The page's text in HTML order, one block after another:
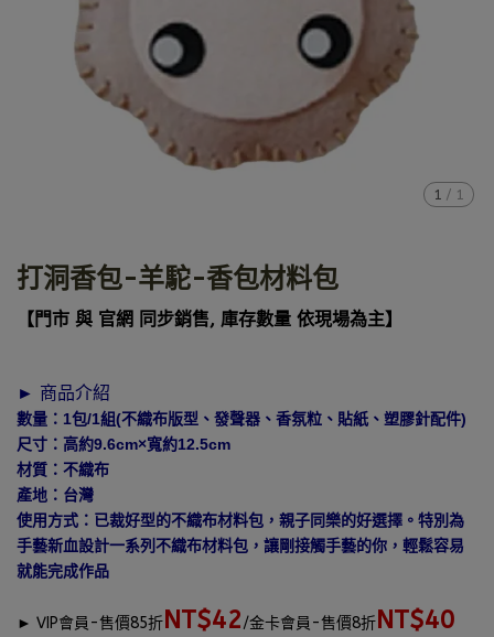
1 / 1
打洞香包-羊駝-香包材料包
【門市 與 官網 同步銷售, 庫存數量 依現場為主】
► 商品介紹
數量：1包/1組(不織布版型、發聲器、香氛粒、貼紙、塑膠針配件)
尺寸：高約9.6cm×寬約12.5cm
材質：不織布
產地：台灣
使用方式：已裁好型的不織布材料包，親子同樂的好選擇。特別為
手藝新血設計一系列不織布材料包，讓剛接觸手藝的你，輕鬆容易
就能完成作品
► VIP會員-售價85折 NT$42/金卡會員-售價8折 NT$40